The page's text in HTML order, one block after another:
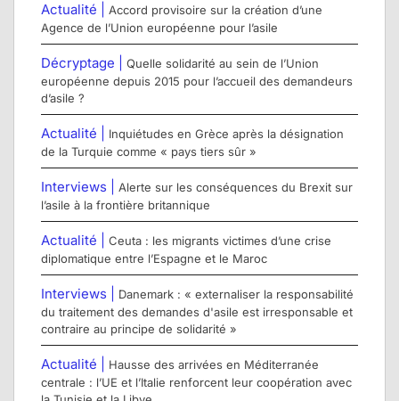
Actualité | Accord provisoire sur la création d’une
Agence de l’Union européenne pour l’asile
Décryptage | Quelle solidarité au sein de l’Union
européenne depuis 2015 pour l’accueil des demandeurs
d’asile ?
Actualité |
Inquiétudes en Grèce après la désignation
de la Turquie comme « pays tiers sûr »
Interviews | Alerte sur les conséquences du Brexit sur
l’asile à la frontière britannique
Actualité | Ceuta : les migrants victimes d’une crise
diplomatique entre l’Espagne et le Maroc
Interviews |
Danemark : « externaliser la responsabilité
du traitement des demandes d'asile est irresponsable et
contraire au principe de solidarité »
Actualité |
Hausse des arrivées en Méditerranée
centrale : l’UE et l’Italie renforcent leur coopération avec